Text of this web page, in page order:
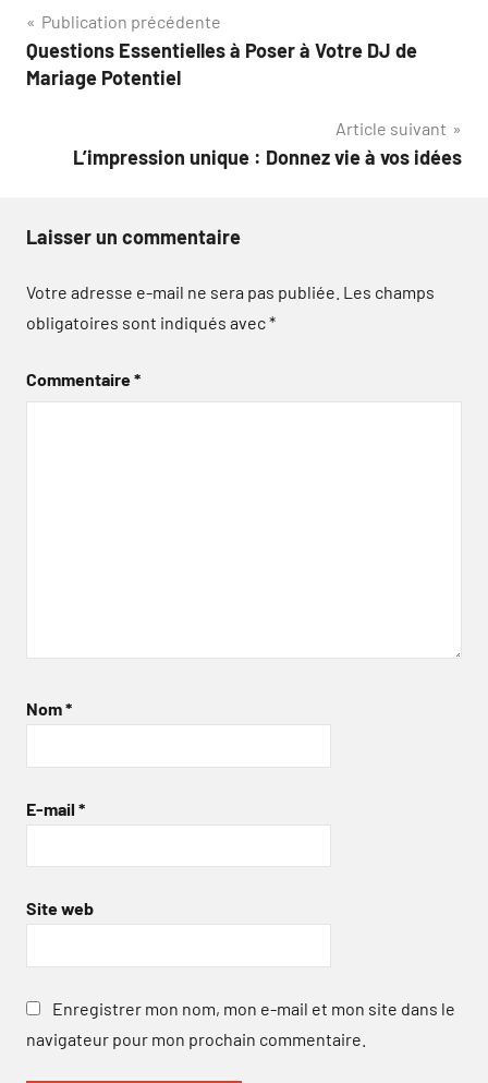
Navigation
de
Publication précédente
Questions Essentielles à Poser à Votre DJ de
Mariage Potentiel
Article suivant
L’impression unique : Donnez vie à vos idées
Laisser un commentaire
Votre adresse e-mail ne sera pas publiée. Les champs
obligatoires sont indiqués avec*
Commentaire*
Nom*
E-mail *
Site web
Enregistrer mon nom, mon e-mail et mon site dans le
navigateur pour mon prochain commentaire.